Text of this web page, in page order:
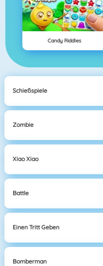
Candy Riddles
Schießspiele
Zombie
Xiao Xiao
Battle
Einen Tritt Geben
Bomberman